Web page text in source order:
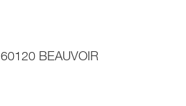
60120 BEAUVOIR